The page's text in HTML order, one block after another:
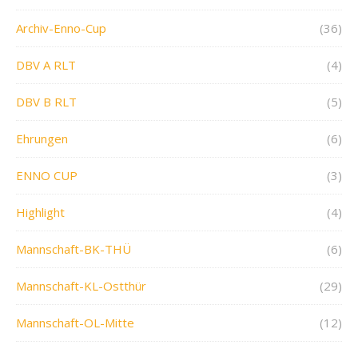
Archiv-Enno-Cup (36)
DBV A RLT (4)
DBV B RLT (5)
Ehrungen (6)
ENNO CUP (3)
Highlight (4)
Mannschaft-BK-THÜ (6)
Mannschaft-KL-Ostthür (29)
Mannschaft-OL-Mitte (12)